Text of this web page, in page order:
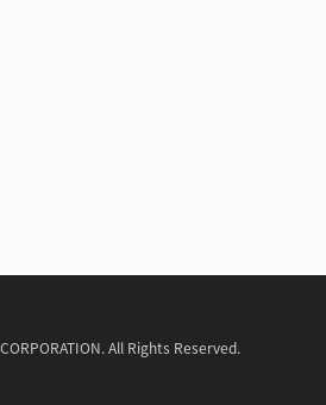
All Rights Reserved.